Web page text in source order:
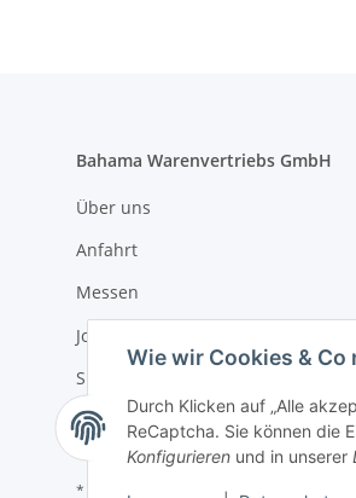
Wie wir Cookies & Co
Durch Klicken auf „Alle
ReCaptcha. Sie können die
Konfigurieren und in unserer
Bahama Warenvertriebs GmbH
Über uns
Anfahrt
Messen
Jobs
Sitemap
Impressum
* Alle Preise zzgl. gesetzlicher USt., zzgl.